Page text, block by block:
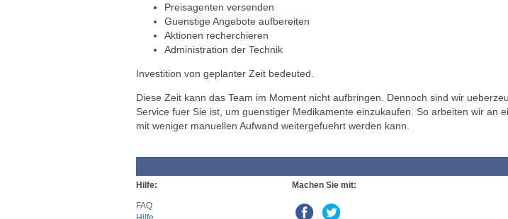
Preisagenten versenden
Guenstige Angebote aufbereiten
Aktionen recherchieren
Administration der Technik
Investition von geplanter Zeit bedeuted.
Diese Zeit kann das Team im Moment nicht aufbringen. Dennoch sind wir
Service fuer Sie ist, um guenstiger Medikamente einzukaufen. So arbeiten wir an
mit weniger manuellen Aufwand weitergefuehrt werden kann.
Hilfe:
FAQ
Machen Sie mit: